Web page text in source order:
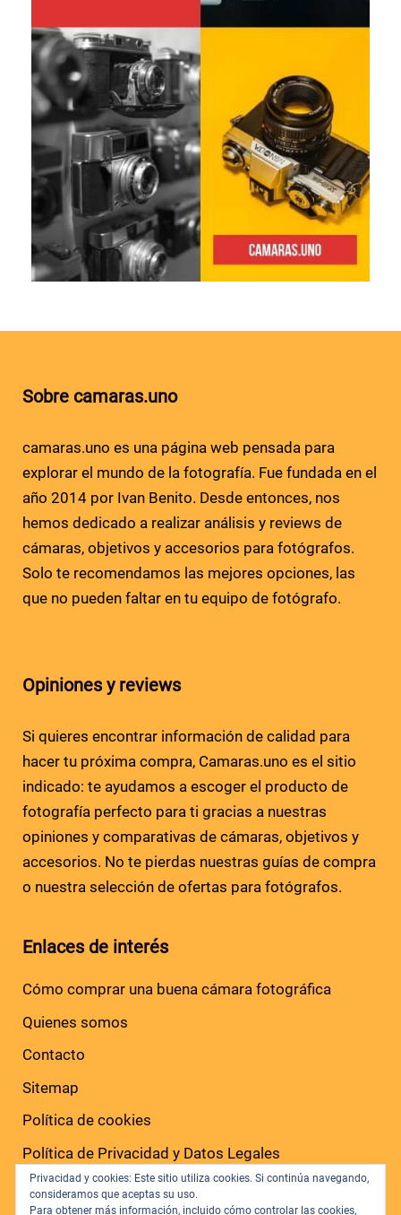
Sobre camaras.uno
camaras.uno es una página web pensada para
explorar el mundo de la fotografía. Fue fundada en el
año 2014 por Ivan Benito. Desde entonces, nos
hemos dedicado a realizar análisis y reviews de
cámaras, objetivos y accesorios para fotógrafos.
Solo te recomendamos las mejores opciones, las
que no pueden faltar en tu equipo de fotógrafo.
Privacidad y cookies: Este sitio utiliza cookies. Si continúa navegando,
consideramos que aceptas su uso.
Para obtener más información, incluido cómo controlar las cookies,
Opiniones y reviews
Si quieres encontrar información de calidad para
hacer tu próxima compra, Camaras.uno es el sitio
indicado: te ayudamos a escoger el producto de
fotografía perfecto para ti gracias a nuestras
opiniones y comparativas de cámaras, objetivos y
accesorios. No te pierdas nuestras guías de compra
o nuestra selección de ofertas para fotógrafos.
Enlaces de interés
Cómo comprar una buena cámara fotográfica
Quienes somos
Contacto
Sitemap
Política de cookies
Política de Privacidad y Datos Legales